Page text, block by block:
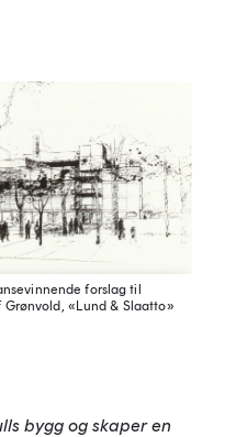
forslag til
Grønvold, «Lund & Slaatto»
bygg og skaper en